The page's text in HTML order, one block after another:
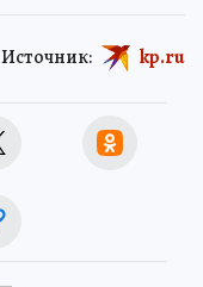
Источник: kp.ru